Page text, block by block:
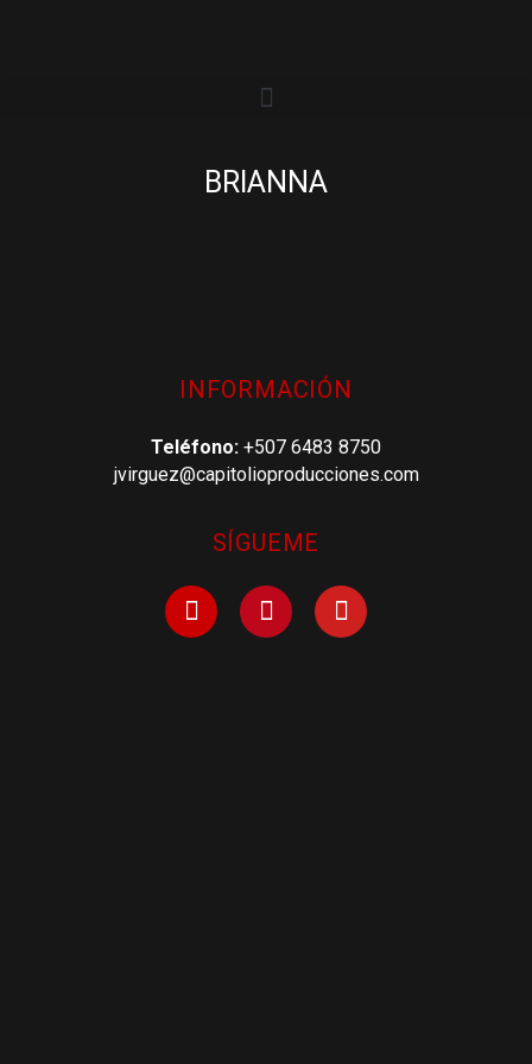
BRIANNA
INFORMACIÓN
Teléfono: +507 6483 8750
jvirguez@capitolioproducciones.com
SÍGUEME